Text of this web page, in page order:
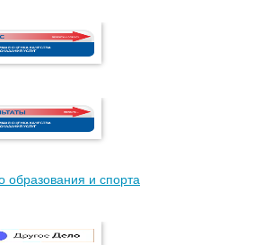
образования и спорта